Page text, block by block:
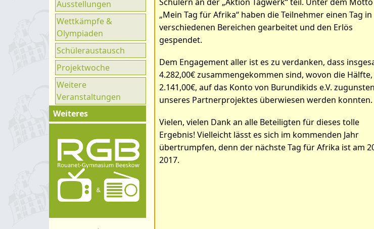
Ganztag
UNESCO
Klimaparlament
Ausstellungen
Wettkämpfe &
Olympiaden
Schüleraustausch
Projektwoche
Weitere
Veranstaltungen
Weiteres
Kontakt
Organigramm
Schulprogramm
Hygienekonzept
„Mein Tag für Afrika“ haben die Teilnehmer einen Tag in
verschiedenen Bereichen gearbeitet und den Erlös
gespendet.
Dem Engagement aller ist es zu verdanken, dass
4.282,00€ zusammengekommen sind, wovon die Hälfte,
2.141,00€, auf das Konto von Burundikids e.V. zugunsten
unseres Partnerprojektes überwiesen werden konnten.
Vielen, vielen Dank an alle Beteiligten für dieses tolle
Ergebnis! Vielleicht lässt es sich im kommenden Jahr
übertrumpfen, denn der nächste Tag für Afrika ist am
2017.